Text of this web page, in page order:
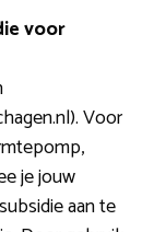
voor
Voor
je jouw
aan te